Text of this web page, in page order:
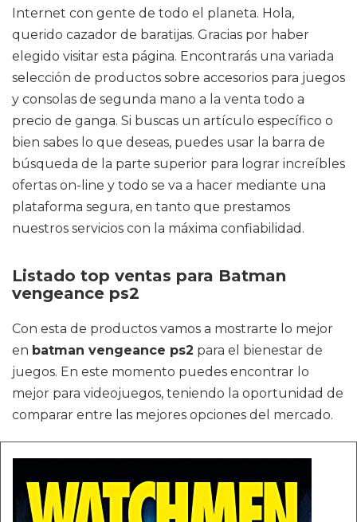
Internet con gente de todo el planeta. Hola,
querido cazador de baratijas. Gracias por haber
elegido visitar esta página. Encontrarás una variada
selección de productos sobre accesorios para juegos
y consolas de segunda mano a la venta todo a
precio de ganga. Si buscas un artículo específico o
bien sabes lo que deseas, puedes usar la barra de
búsqueda de la parte superior para lograr increíbles
ofertas on-line y todo se va a hacer mediante una
plataforma segura, en tanto que prestamos
nuestros servicios con la máxima confiabilidad.
Listado top ventas para Batman
vengeance ps2
Con esta de productos vamos a mostrarte lo mejor
en batman vengeance ps2 para el bienestar de
juegos. En este momento puedes encontrar lo
mejor para videojuegos, teniendo la oportunidad de
comparar entre las mejores opciones del mercado.